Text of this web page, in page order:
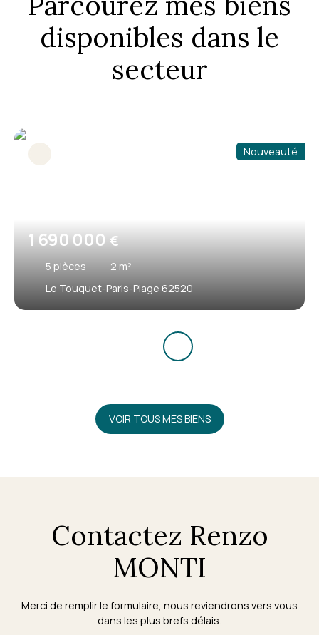
disponibles dans le
secteur
1 690 000€
5 pièces 2 m²
Le Touquet-Paris-Plage 62520
Nouveauté
VOIR TOUS MES BIENS
Contactez Renzo
MONTI
Merci de remplir le formulaire, nous reviendrons vers vous
dans les plus brefs délais.